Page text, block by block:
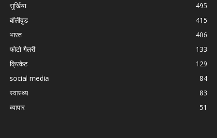
सुर्खिया
495
बॉलीवुड
415
भारत
406
फोटो गैलरी
133
क्रिकेट
129
social media
84
स्वास्थ्य
83
व्यापार
51